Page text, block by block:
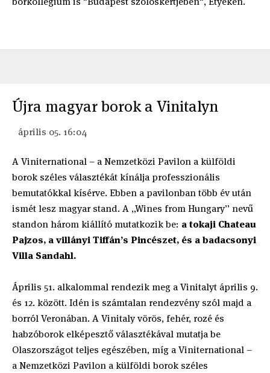
Újra magyar borok a Vinitalyn
április 05. 16:04
A Viniternational – a Nemzetközi Pavilon a külföldi
borok széles választékát kínálja professzionális
bemutatókkal kísérve. Ebben a pavilonban több év után
ismét lesz magyar stand. A „Wines from Hungary” nevű
standon három kiállító mutatkozik be: a tokaji Chateau
Pajzos, a villányi Tiffán’s Pincészet, és a badacsonyi
Villa Sandahl.
Április 51. alkalommal rendezik meg a Vinitalyt április 9.
és 12. között. Idén is számtalan rendezvény szól majd a
borról Veronában. A Vinitaly vörös, fehér, rozé és
habzóborok elképesztő választékával mutatja be
Olaszországot teljes egészében, míg a Viniternational –
a Nemzetközi Pavilon a külföldi borok széles